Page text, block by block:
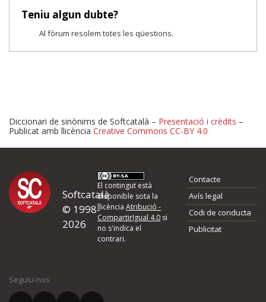
Teniu algun dubte?
Al fòrum resolem totes les qüestions.
Proposeu-nos millores o
d'errors
Si heu trobat un error o voleu proposar alguna millora, ompliu els
quina és la millora que proposeu o l'error del qual voleu informar-
Diccionari de sinònims de Softcatalà – Presentació i crèdits –
Publicat amb llicència Creative Commons CC-BY 4.0
Softcatalà
© 1998-
2026
El contingut està
disponible sota la
llicènciaAtribució -
CompartirIgual 4.0 si
no s'indica el
contrari.
Contacte
Avís legal
Codi de conducta
Publicitat
Seguiu-nos